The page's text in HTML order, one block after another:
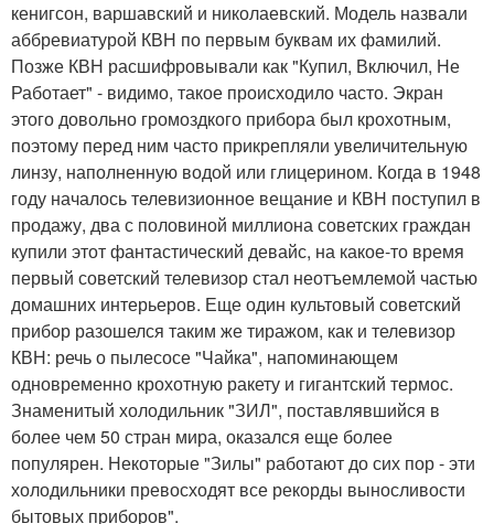
кенигсон, варшавский и николаевский. Модель назвали
аббревиатурой КВН по первым буквам их фамилий.
Позже КВН расшифровывали как "Купил, Включил, Не
Работает" - видимо, такое происходило часто. Экран
этого довольно громоздкого прибора был крохотным,
поэтому перед ним часто прикрепляли увеличительную
линзу, наполненную водой или глицерином. Когда в 1948
году началось телевизионное вещание и КВН поступил в
продажу, два с половиной миллиона советских граждан
купили этот фантастический девайс, на какое-то время
первый советский телевизор стал неотъемлемой частью
домашних интерьеров. Еще один культовый советский
прибор разошелся таким же тиражом, как и телевизор
КВН: речь о пылесосе "Чайка", напоминающем
одновременно крохотную ракету и гигантский термос.
Знаменитый холодильник "ЗИЛ", поставлявшийся в
более чем 50 стран мира, оказался еще более
популярен. Некоторые "Зилы" работают до сих пор - эти
холодильники превосходят все рекорды выносливости
бытовых приборов".